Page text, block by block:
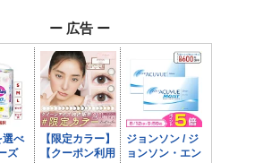
ー 広告 ー